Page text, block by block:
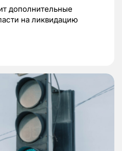
дополнительные
на ликвидацию